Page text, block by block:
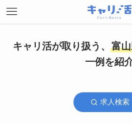
キャリ活が取り扱う、 富
一例を紹
求人検索